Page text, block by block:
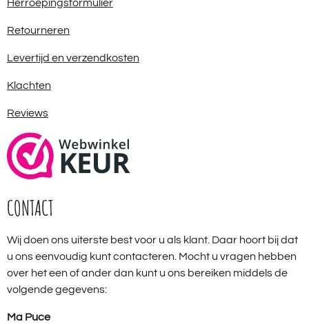
Herroepingsformulier
Retourneren
Levertijd en verzendkosten
Klachten
Reviews
CONTACT
Wij doen ons uiterste best voor u als klant. Daar hoort bij dat
u ons eenvoudig kunt contacteren. Mocht u vragen hebben
over het een of ander dan kunt u ons bereiken middels de
volgende gegevens:
Ma Puce